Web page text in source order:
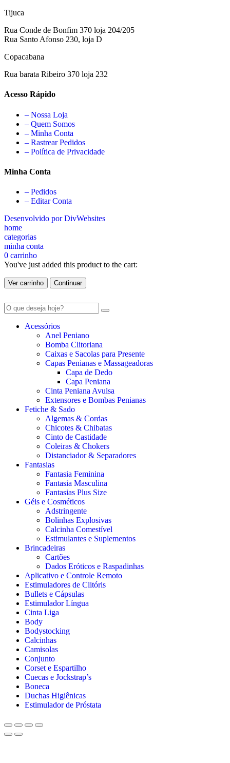
Tijuca
Rua Conde de Bonfim 370 loja 204/205
Rua Santo Afonso 230, loja D
Copacabana
Rua barata Ribeiro 370 loja 232
Acesso Rápido
– Nossa Loja
– Quem Somos
– Minha Conta
– Rastrear Pedidos
– Política de Privacidade
Minha Conta
– Pedidos
– Editar Conta
Desenvolvido por DivWebsites
home
categorias
minha conta
0 carrinho
You've just added this product to the cart:
Ver carrinho Continuar
Acessórios
Anel Peniano
Bomba Clitoriana
Caixas e Sacolas para Presente
Capas Penianas e Massageadoras
Capa de Dedo
Capa Peniana
Cinta Peniana Avulsa
Extensores e Bombas Penianas
Fetiche & Sado
Algemas & Cordas
Chicotes & Chibatas
Cinto de Castidade
Coleiras & Chokers
Distanciador & Separadores
Fantasias
Fantasia Feminina
Fantasia Masculina
Fantasias Plus Size
Géis e Cosméticos
Adstringente
Bolinhas Explosivas
Calcinha Comestível
Estimulantes e Suplementos
Brincadeiras
Cartões
Dados Eróticos e Raspadinhas
Aplicativo e Controle Remoto
Estimuladores de Clitóris
Bullets e Cápsulas
Estimulador Língua
Cinta Liga
Body
Bodystocking
Calcinhas
Camisolas
Conjunto
Corset e Espartilho
Cuecas e Jockstrap’s
Boneca
Duchas Higiênicas
Estimulador de Próstata